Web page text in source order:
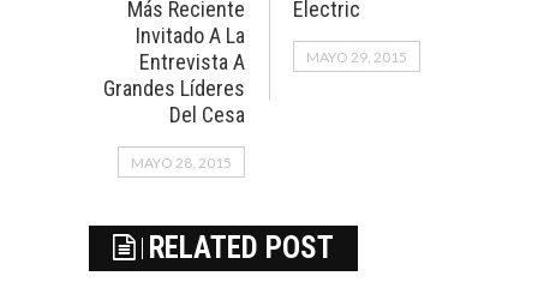
Más Reciente
Invitado A La
Entrevista A
Grandes Líderes
Del Cesa
MAYO 28, 2015
Electric
MAYO 29, 2015
RELATED POST